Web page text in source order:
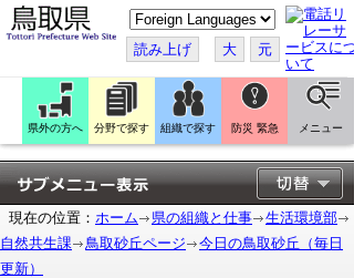
こ
の
ペ
ー
ジ
翻
訳
す
る
読み上げ 大 元
県外の方へ 分野で探す 組織で探す 防災 緊急 メニュー
現在の位置： ホーム 県の組織と仕事
生活環境部
自然共生課
鳥取砂丘ページ
今日の鳥取砂丘（毎日
更新）